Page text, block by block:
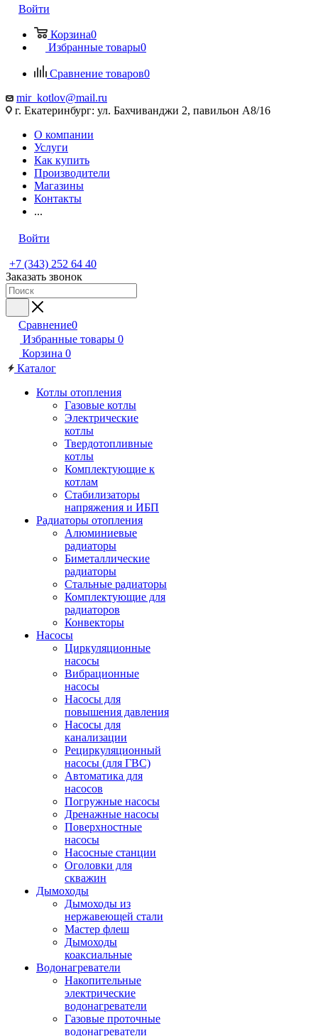
Войти
Корзина0
Избранные товары0
Сравнение товаров0
mir_kotlov@mail.ru
г. Екатеринбург: ул. Бахчиванджи 2, павильон А8/16
О компании
Услуги
Как купить
Производители
Магазины
Контакты
...
Войти
+7 (343) 252 64 40
Заказать звонок
Сравнение0
Избранные товары 0
Корзина 0
Каталог
Котлы отопления
Газовые котлы
Электрические
котлы
Твердотопливные
котлы
Комплектующие к
котлам
Стабилизаторы
напряжения и ИБП
Радиаторы отопления
Алюминиевые
радиаторы
Биметаллические
радиаторы
Стальные радиаторы
Комплектующие для
радиаторов
Конвекторы
Насосы
Циркуляционные
насосы
Вибрационные
насосы
Насосы для
повышения давления
Насосы для
канализации
Рециркуляционный
насосы (для ГВС)
Автоматика для
насосов
Погружные насосы
Дренажные насосы
Поверхностные
насосы
Насосные станции
Оголовки для
скважин
Дымоходы
Дымоходы из
нержавеющей стали
Мастер флеш
Дымоходы
коаксиальные
Водонагреватели
Накопительные
электрические
водонагреватели
Газовые проточные
водонагреватели